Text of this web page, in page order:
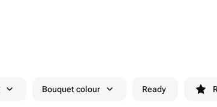
Bouquet colour Ready